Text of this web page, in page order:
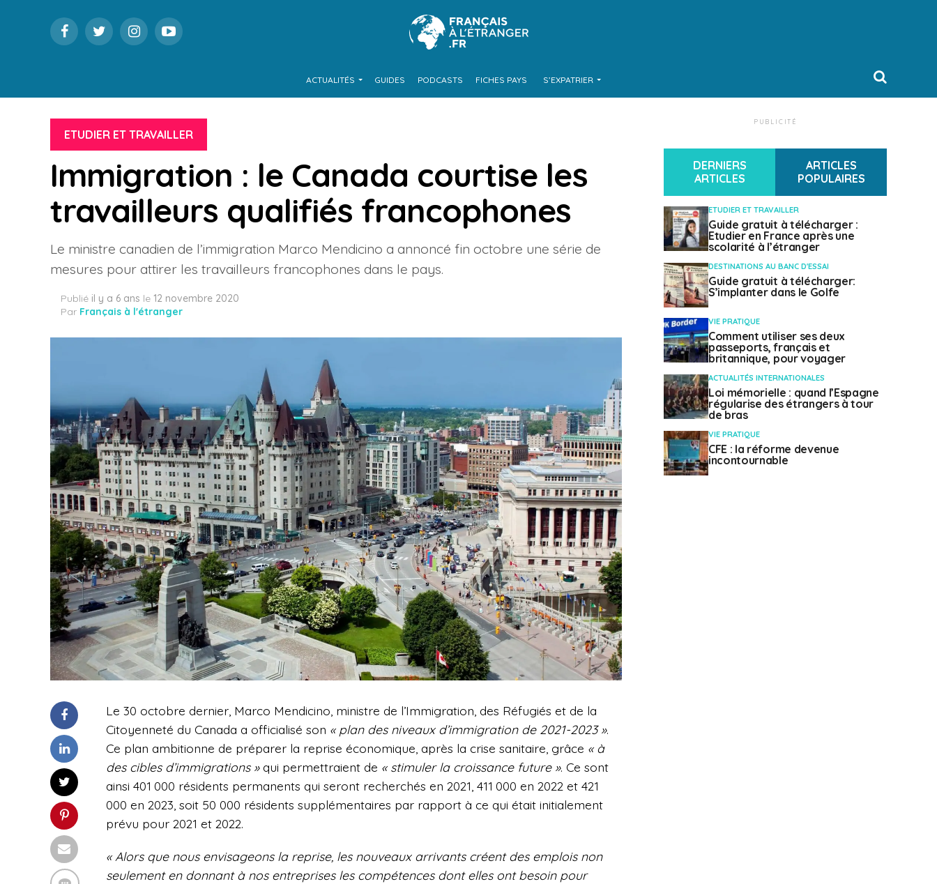
ACTUALITÉS GUIDES PODCASTS FICHES PAYS S’EXPATRIER
ETUDIER ET TRAVAILLER
Immigration : le Canada courtise les
travailleurs qualifiés francophones
Le ministre canadien de l’immigration Marco Mendicino a annoncé fin octobre une série de
mesures pour attirer les travailleurs francophones dans le pays.
Publié il y a 6 ans le 12 novembre 2020
Par Français à l'étranger
Le 30 octobre dernier, Marco Mendicino, ministre de l’Immigration, des Réfugiés et de la
Citoyenneté du Canada a officialisé son « plan des niveaux d’immigration de 2021-2023 ».
Ce plan ambitionne de préparer la reprise économique, après la crise sanitaire, grâce « à
des cibles d’immigrations »qui permettraient de « stimuler la croissance future ». Ce sont
ainsi 401 000 résidents permanents qui seront recherchés en 2021, 411 000 en 2022 et 421
000 en 2023, soit 50 000 résidents supplémentaires par rapport à ce qui était initialement
prévu pour 2021 et 2022.
« Alors que nous envisageons la reprise, les nouveaux arrivants créent des emplois non
seulement en donnant à nos entreprises les compétences dont elles ont besoin pour
PUBLICITÉ
DERNIERS
ARTICLES
ARTICLES
POPULAIRES
ETUDIER ET TRAVAILLER
Guide gratuit à télécharger :
Etudier en France après une
scolarité à l’étranger
DESTINATIONS AU BANC D'ESSAI
Guide gratuit à télécharger:
S’implanter dans le Golfe
VIE PRATIQUE
Comment utiliser ses deux
passeports, français et
britannique, pour voyager
ACTUALITÉS INTERNATIONALES
Loi mémorielle : quand l’Espagne
régularise des étrangers à tour
de bras
VIE PRATIQUE
CFE : la réforme devenue
incontournable